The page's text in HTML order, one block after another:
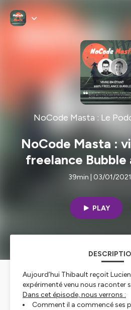
NoCode Masta : Le
NoCode Masta :
freelance Bubble
Tavano
39min | 03/01/2021
PLAY
Aujourd’hui Thibault reçoit
expérimenté venu nous raconter
Dans cet épisode, nous verrons :
Comment il a commencé ses